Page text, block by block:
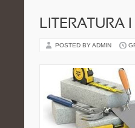
LITERATURA
POSTED BY ADMIN